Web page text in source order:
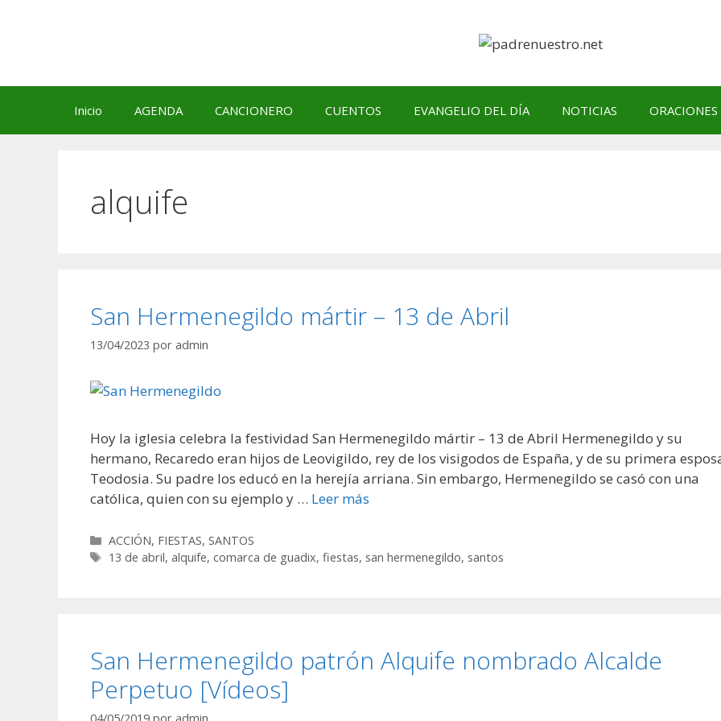
Inicio AGENDA CANCIONERO CUENTOS EVANGELIO DEL DÍA NOTICIAS ORACIONES
alquife
San Hermenegildo mártir – 13 de Abril
13/04/2023 por admin
Hoy la iglesia celebra la festividad San Hermenegildo mártir – 13 de Abril Hermenegildo y su
hermano, Recaredo eran hijos de Leovigildo, rey de los visigodos de España, y de su primera
Teodosia. Su padre los educó en la herejía arriana. Sin embargo, Hermenegildo se casó con una
católica, quien con su ejemplo y … Leer más
Categorías
ACCIÓN, FIESTAS,SANTOS
Etiquetas
13 de abril,alquife,comarca de guadix,fiestas, san hermenegildo, santos
San Hermenegildo patrón Alquife nombrado Alcalde
Perpetuo [Vídeos]